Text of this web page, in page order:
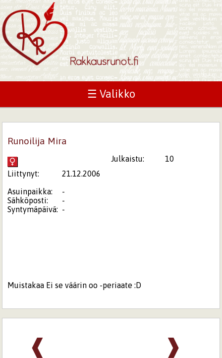
☰ Valikko
Runoilija Mira
Julkaistu:
10
Liittynyt:
21.12.2006
Asuinpaikka:
-
Sähköposti:
-
Syntymäpäivä: -
Muistakaa Ei se väärin oo -periaate :D
❱
❰